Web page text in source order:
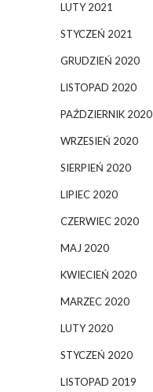
LUTY 2021
STYCZEŃ 2021
GRUDZIEŃ 2020
LISTOPAD 2020
PAŹDZIERNIK 2020
WRZESIEŃ 2020
SIERPIEŃ 2020
LIPIEC 2020
CZERWIEC 2020
MAJ 2020
KWIECIEŃ 2020
MARZEC 2020
LUTY 2020
STYCZEŃ 2020
LISTOPAD 2019